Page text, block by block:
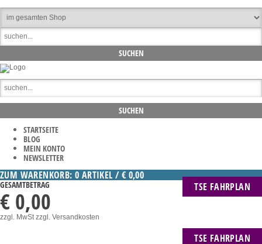
STARTSEITE
BLOG
MEIN KONTO
NEWSLETTER
TSE FAHRPLAN
ZUM WARENKORB: 0 ARTIKEL / € 0,00
GESAMTBETRAG
€ 0,00
zzgl. MwStzzgl. Versandkosten
TSE FAHRPLAN